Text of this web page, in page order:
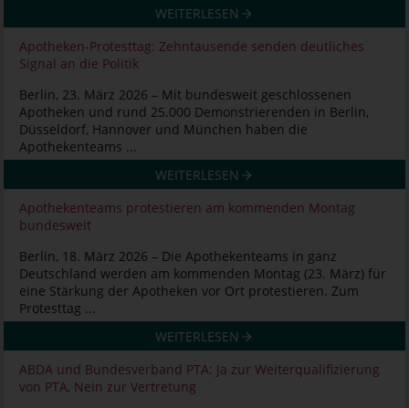
WEITERLESEN
Apotheken-Protesttag: Zehntausende senden deutliches
Signal an die Politik
Berlin, 23. März 2026 – Mit bundesweit geschlossenen
Apotheken und rund 25.000 Demonstrierenden in Berlin,
Düsseldorf, Hannover und München haben die
Apothekenteams ...
WEITERLESEN
Apothekenteams protestieren am kommenden Montag
bundesweit
Berlin, 18. März 2026 – Die Apothekenteams in ganz
Deutschland werden am kommenden Montag (23. März) für
eine Stärkung der Apotheken vor Ort protestieren. Zum
Protesttag ...
WEITERLESEN
ABDA und Bundesverband PTA: Ja zur Weiterqualifizierung
von PTA, Nein zur Vertretung